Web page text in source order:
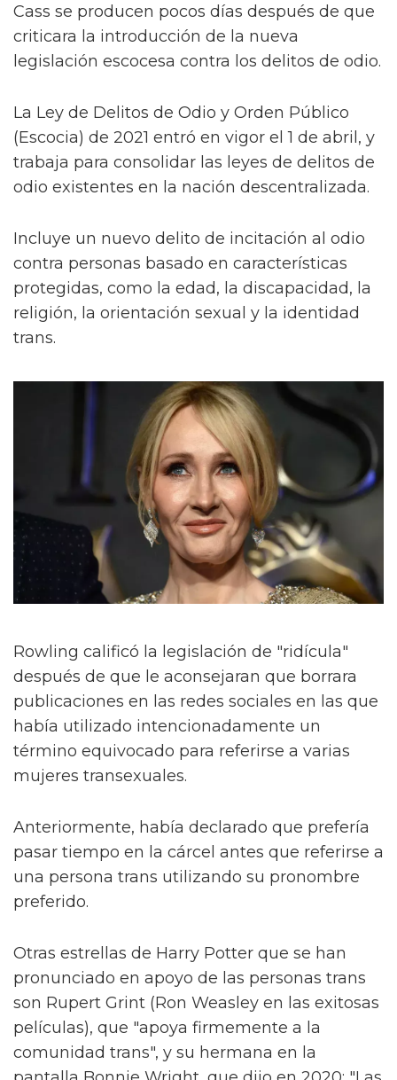
Cass se producen pocos días después de que
criticara la introducción de la nueva
legislación escocesa contra los delitos de odio.
La Ley de Delitos de Odio y Orden Público
(Escocia) de 2021 entró en vigor el 1 de abril, y
trabaja para consolidar las leyes de delitos de
odio existentes en la nación descentralizada.
Incluye un nuevo delito de incitación al odio
contra personas basado en características
protegidas, como la edad, la discapacidad, la
religión, la orientación sexual y la identidad
trans.
Rowling calificó la legislación de "ridícula"
después de que le aconsejaran que borrara
publicaciones en las redes sociales en las que
había utilizado intencionadamente un
término equivocado para referirse a varias
mujeres transexuales.
Anteriormente, había declarado que prefería
pasar tiempo en la cárcel antes que referirse a
una persona trans utilizando su pronombre
preferido.
Otras estrellas de Harry Potter que se han
pronunciado en apoyo de las personas trans
son Rupert Grint (Ron Weasley en las exitosas
películas), que "apoya firmemente a la
comunidad trans", y su hermana en la